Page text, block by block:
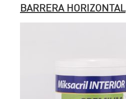
BARRERA HORIZONTAL